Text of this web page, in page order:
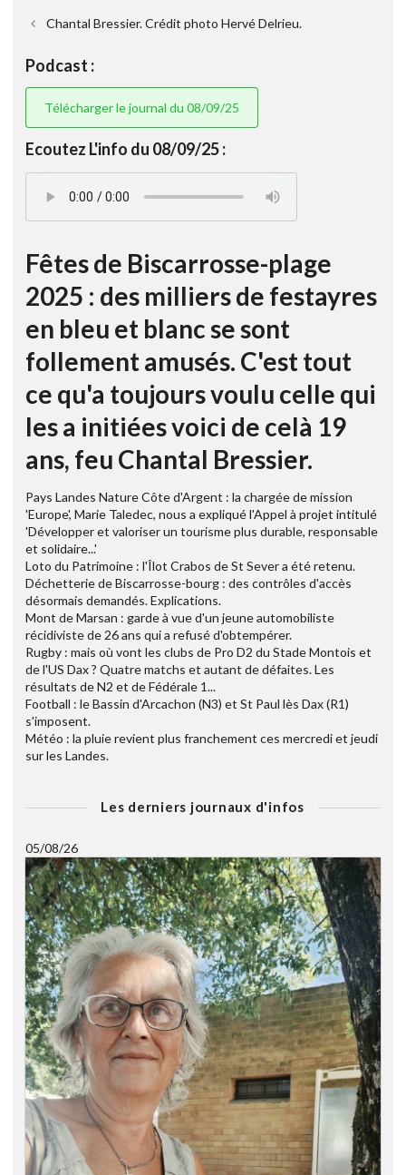
Chantal Bressier. Crédit photo Hervé Delrieu.
Podcast :
Télécharger le journal du 08/09/25
Ecoutez L'info du 08/09/25 :
Fêtes de Biscarrosse-plage
2025 : des milliers de festayres
en bleu et blanc se sont
follement amusés. C'est tout
ce qu'a toujours voulu celle qui
les a initiées voici de celà 19
ans, feu Chantal Bressier.
Pays Landes Nature Côte d'Argent : la chargée de mission
'Europe', Marie Taledec, nous a expliqué l'Appel à projet intitulé
'Développer et valoriser un tourisme plus durable, responsable
et solidaire...'
Loto du Patrimoine : l'Îlot Crabos de St Sever a été retenu.
Déchetterie de Biscarrosse-bourg : des contrôles d'accès
désormais demandés. Explications.
Mont de Marsan : garde à vue d'un jeune automobiliste
récidiviste de 26 ans qui a refusé d'obtempérer.
Rugby : mais où vont les clubs de Pro D2 du Stade Montois et
de l'US Dax ? Quatre matchs et autant de défaites. Les
résultats de N2 et de Fédérale 1...
Football : le Bassin d'Arcachon (N3) et St Paul lès Dax (R1)
s'imposent.
Météo : la pluie revient plus franchement ces mercredi et jeudi
sur les Landes.
Les derniers journaux d'infos
05/08/26